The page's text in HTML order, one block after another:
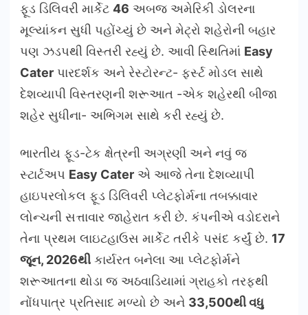
ફૂડ ડિલિવરી માર્કેટ 46 અબજ અમેરિકી ડોલરના
મૂલ્યાંકન સુધી પહોંચ્યું છે અને મેટ્રો શહેરોની બહાર
પણ ઝડપથી વિસ્તરી રહ્યું છે. આવી સ્થિતિમાં Easy
Cater પારદર્શક અને રેસ્ટોરન્ટ- ફર્સ્ટ મોડલ સાથે
દેશવ્યાપી વિસ્તરણની શરૂઆત -એક શહેરથી બીજા
શહેર સુધીના- અભિગમ સાથે કરી રહ્યું છે.
ભારતીય ફૂડ-ટેક ક્ષેત્રની અગ્રણી અને નવું જ
સ્ટાર્ટઅપ Easy Cater એ આજે તેના દેશવ્યાપી
હાઇપરલોકલ ફૂડ ડિલિવરી પ્લેટફોર્મના તબક્કાવાર
લોન્ચની સત્તાવાર જાહેરાત કરી છે. કંપનીએ વડોદરાને
તેના પ્રથમ લાઇટહાઉસ માર્કેટ તરીકે પસંદ કર્યું છે. 17
જૂન, 2026થી કાર્યરત બનેલા આ પ્લેટફોર્મને
શરૂઆતના થોડા જ અઠવાડિયામાં ગ્રાહકો તરફથી
નોંધપાત્ર પ્રતિસાદ મળ્યો છે અને 33,500થી વધુ